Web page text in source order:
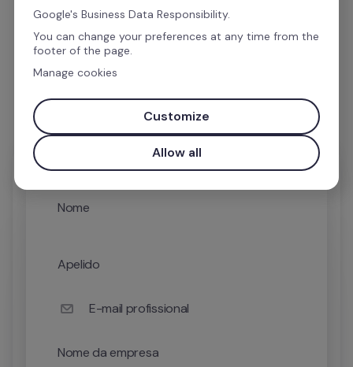
Preencha o formulário para receber todas as
informações desta integração, e melhore a
eficiência da sua empresa com a Factorial.
Nome
Apelido
E-mail profissional
Nome da empresa
Google's Business Data Responsibility.
You can change your preferences at any time from the
footer of the page.
Manage cookies
Customize
Allow all